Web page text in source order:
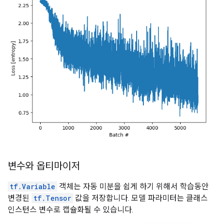
변수와 옵티마이저
tf.Variable 객체는 자동 미분을 쉽게 하기 위해서 학습동안
변경된 tf.Tensor 값을 저장합니다. 모델 파라미터는 클래스
인스턴스 변수로 캡슐화될 수 있습니다.